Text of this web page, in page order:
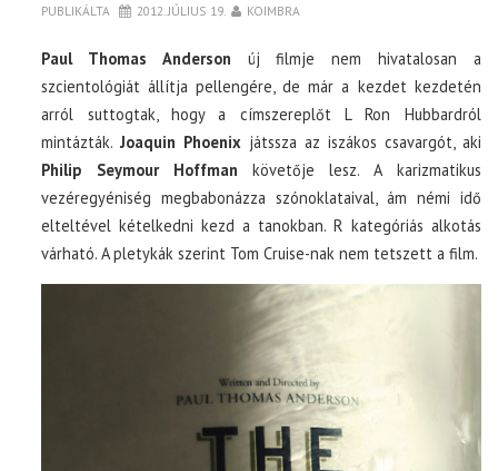
PUBLIKÁLTA 2012. JÚLIUS 19. KOIMBRA
Paul Thomas Anderson új filmje nem hivatalosan a
szcientológiát állítja pellengére, de már a kezdet kezdetén
arról suttogtak, hogy a címszereplőt L Ron Hubbardról
mintázták.Joaquin Phoenix játssza az iszákos csavargót, aki
Philip Seymour Hoffman követője lesz. A karizmatikus
vezéregyéniség megbabonázza szónoklataival, ám némi idő
elteltével kételkedni kezd a tanokban. R kategóriás alkotás
várható. A pletykák szerint Tom Cruise-nak nem tetszett a film.